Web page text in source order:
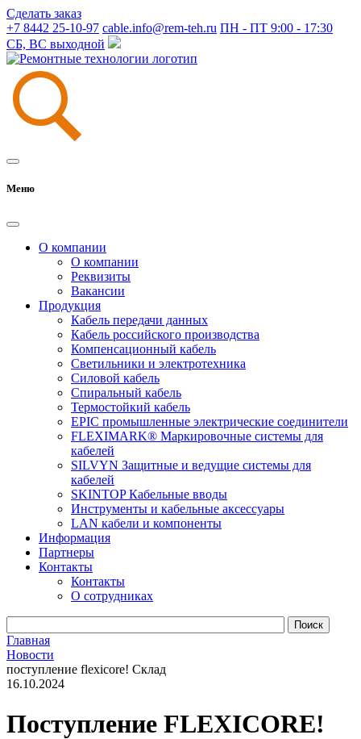
Сделать заказ
+7 8442 25-10-97 cable.info@rem-teh.ru ПН - ПТ 9:00 - 17:30
СБ, ВС выходной
Меню
О компании
О компании
Реквизиты
Вакансии
Продукция
Кабель передачи данных
Кабель российского производства
Компенсационный кабель
Светильники и электротехника
Силовой кабель
Спиральный кабель
Термостойкий кабель
EPIC промышленные электрические соединители
FLEXIMARK® Маркировочные системы для
кабелей
SILVYN Защитные и ведущие системы для
кабелей
SKINTOP Кабельные вводы
Инструменты и кабельные аксессуары
LAN кабели и компоненты
Информация
Партнеры
Контакты
Контакты
О сотрудниках
Главная
Новости
поступление flexicore! Склад
16.10.2024
Поступление FLEXICORE!